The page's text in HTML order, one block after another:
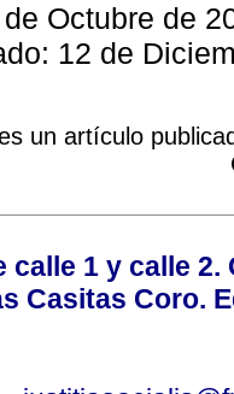
Octubre de
12 de
un artículo
calle 1 y calle
Casitas Coro.